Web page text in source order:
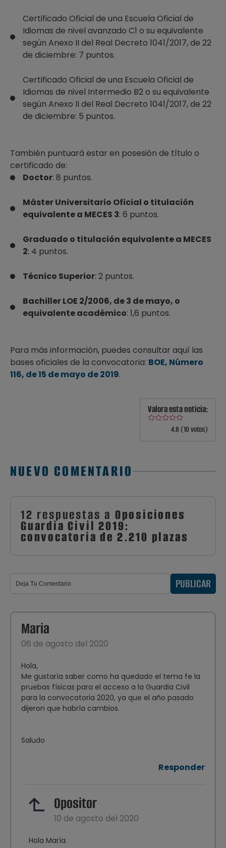
Certificado Oficial de una Escuela Oficial de
Idiomas de nivel avanzado C1 o su equivalente
según Anexo II del Real Decreto 1041/2017, de 22
de diciembre: 7 puntos.
Certificado Oficial de una Escuela Oficial de
Idiomas de nivel Intermedio B2 o su equivalente
según Anexo II del Real Decreto 1041/2017, de 22
de diciembre: 5 puntos.
También puntuará estar en posesión de título o
certificado de:
Doctor: 8 puntos.
Máster Universitario Oficial o titulación
equivalente a MECES 3: 6 puntos.
Graduado o titulación equivalente a MECES
2: 4 puntos.
Técnico Superior: 2 puntos.
Bachiller LOE 2/2006, de 3 de mayo, o
equivalente académico: 1,6 puntos.
Para más información, puedes consultar aquí las
bases oficiales de la convocatoria: BOE, Número
116, de 15 de mayo de 2019.
Valora esta noticia:
4.8 (10 votos)
NUEVO COMENTARIO
12 respuestas a Oposiciones
Guardia Civil 2019:
convocatoria de 2.210 plazas
PUBLICAR
Maria
06 de agosto del 2020
Hola,
Me gustaría saber como ha quedado el tema fe la
pruebas físicas para el acceso a la Guardia Civil
para la convocatoria 2020, ya que el año pasado
dijeron que habría cambios.
Saludo
Responder
Opositor
10 de agosto del 2020
Hola María.